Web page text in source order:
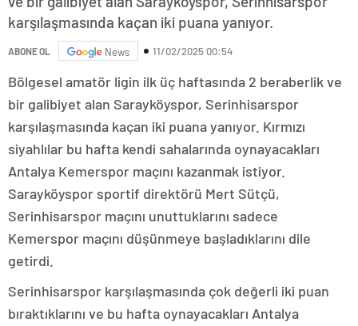
karşılaşmasında kaçan iki puana yanıyor.
ABONE OL News 11/02/2025 00:54
Bölgesel amatör ligin ilk üç haftasında 2 beraberlik ve
bir galibiyet alan Sarayköyspor, Serinhisarspor
karşılaşmasında kaçan iki puana yanıyor. Kırmızı
siyahlılar bu hafta kendi sahalarında oynayacakları
Antalya Kemerspor maçını kazanmak istiyor.
Sarayköyspor sportif direktörü Mert Sütçü,
Serinhisarspor maçını unuttuklarını sadece
Kemerspor maçını düşünmeye başladıklarını dile
getirdi.
Serinhisarspor karşılaşmasında çok değerli iki puan
bıraktıklarını ve bu hafta oynayacakları Antalya